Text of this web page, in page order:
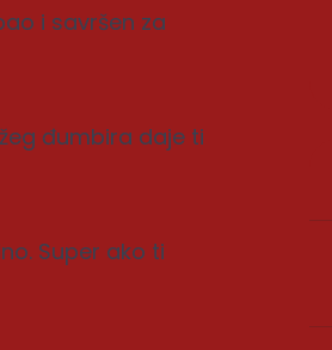
i savršen za
đumbira daje ti
Super ako ti